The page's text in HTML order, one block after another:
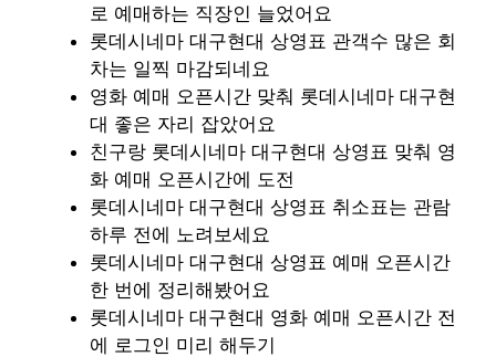
로 예매하는 직장인 늘었어요
롯데시네마 대구현대 상영표 관객수 많은 회
차는 일찍 마감되네요
영화 예매 오픈시간 맞춰 롯데시네마 대구현
대 좋은 자리 잡았어요
친구랑 롯데시네마 대구현대 상영표 맞춰 영
화 예매 오픈시간에 도전
롯데시네마 대구현대 상영표 취소표는 관람
하루 전에 노려보세요
롯데시네마 대구현대 상영표 예매 오픈시간
한 번에 정리해봤어요
롯데시네마 대구현대 영화 예매 오픈시간 전
에 로그인 미리 해두기